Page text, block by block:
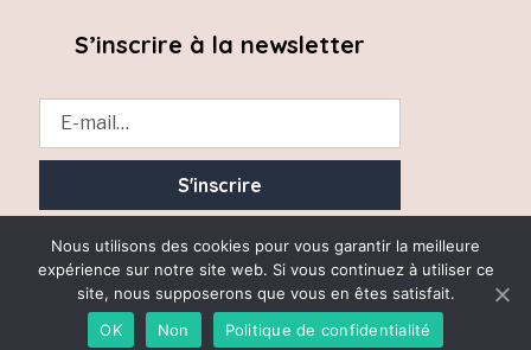
S’inscrire à la newsletter
Nous utilisons des cookies pour vous garantir la meilleure
expérience sur notre site web. Si vous continuez à utiliser ce
site, nous supposerons que vous en êtes satisfait.
OK
Non Politique de confidentialité